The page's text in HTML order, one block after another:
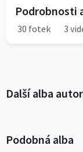
Podrobnosti
30 fotek 3
Další alba
Podobná alba